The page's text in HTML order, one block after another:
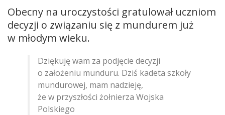
Obecny na uroczystości gratulował uczniom
decyzji o związaniu się z mundurem już
w młodym wieku.
Dziękuję wam za podjęcie decyzji
o założeniu munduru. Dziś kadeta szkoły
mundurowej, mam nadzieję,
że w przyszłości żołnierza Wojska
Polskiego